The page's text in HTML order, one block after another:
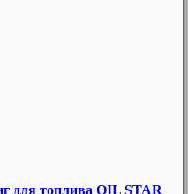
для топлива OIL STAR